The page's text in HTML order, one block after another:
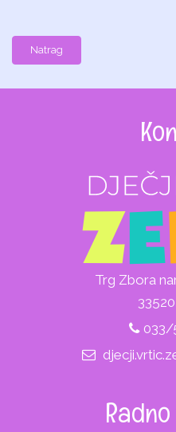
Natrag
Trg Zbora
033/